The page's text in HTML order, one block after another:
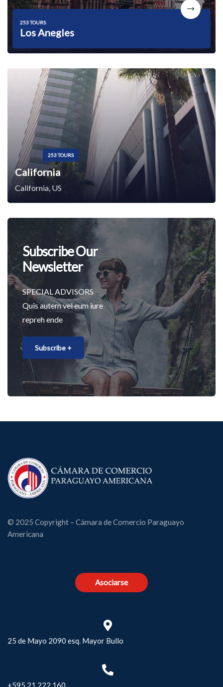
253 TOURS
Los Anegles
253 TOURS
California
California, US
Subscribe Our
Newsletter
SPECIAL ADVISORS
Quis autem vel eum iure
repreh ende
Subscribe +
© 2025 Copyright – Cámara de Comercio Paraguayo
Americana
Asociarse
25 de Mayo 2090 esq. Mayor Bullo
+595 21 222 160